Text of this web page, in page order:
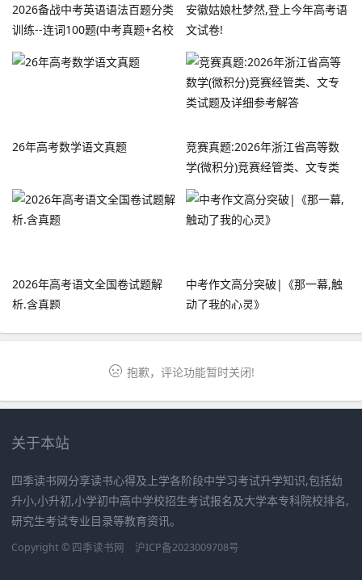
2026备战中考英语语法百题分类
训练--连词100题(中考真题+名校
模拟+答案详解)
安徽姑娘杜梦然,登上今年高考语
文试卷!
26年高考数学语文真题
竞赛真题:2026年浙江省高等数
学(微积分)竞赛经管类、文专类
试题及详细参考解答
2026年高考语文全国卷试题解
析.含真题
中考作文高分突破|《那一幕,触
动了我的心灵》
抱歉，评论功能暂时关闭!
关于本站
四季读书网分享读书心得及上学各阶段中学习考试升学知识,包括幼
升小,小升初,小学初中高中学校招生考试报名及大学本专科院校排名,
研究生考试专业目录等教育资讯。
Copyright © 四季读书网 沪ICP备2023009708号